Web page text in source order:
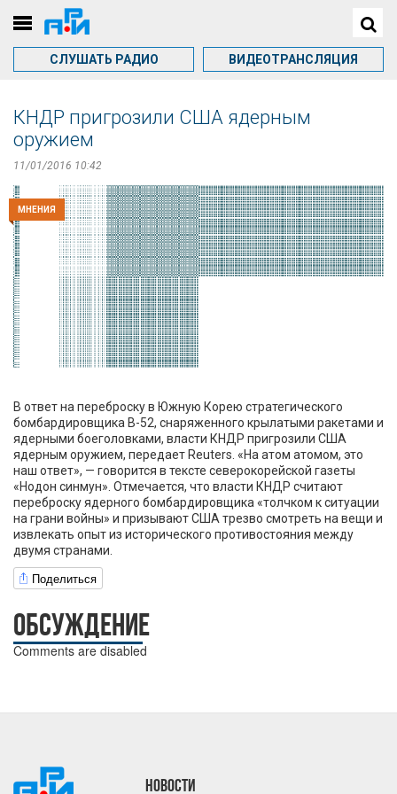
СЛУШАТЬ РАДИО ВИДЕОТРАНСЛЯЦИЯ
КНДР пригрозили США ядерным
оружием
11/01/2016 10:42
МНЕНИЯ
В ответ на переброску в Южную Корею стратегического
бомбардировщика B-52, снаряженного крылатыми ракетами и
ядерными боеголовками, власти КНДР пригрозили США
ядерным оружием, передает Reuters. «На атом атомом, это
наш ответ», — говорится в тексте северокорейской газеты
«Нодон синмун». Отмечается, что власти КНДР считают
переброску ядерного бомбардировщика «толчком к ситуации
на грани войны» и призывают США трезво смотреть на вещи и
извлекать опыт из исторического противостояния между
двумя странами.
Поделиться
ОБСУЖДЕНИЕ
Comments are disabled
НОВОСТИ